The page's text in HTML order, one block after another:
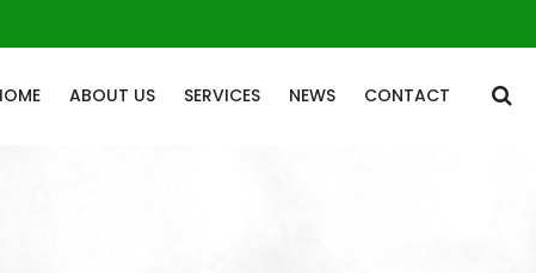
ABOUT US SERVICES NEWS CONTACT